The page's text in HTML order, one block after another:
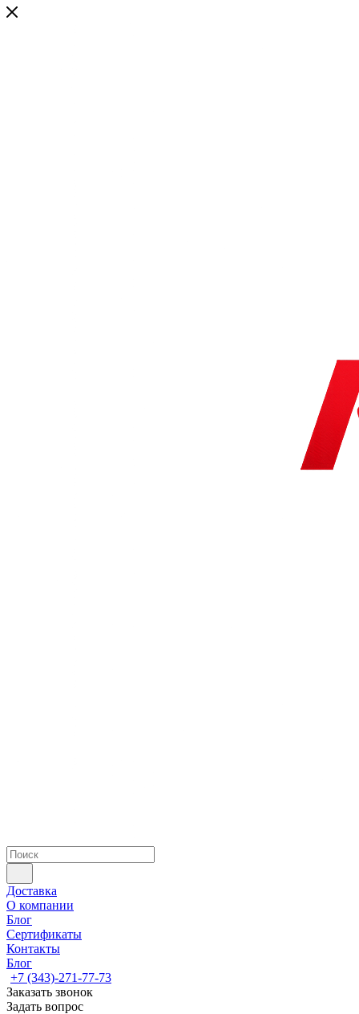
Доставка
О компании
Блог
Сертификаты
Контакты
Блог
+7 (343)-271-77-73
Заказать звонок
Задать вопрос